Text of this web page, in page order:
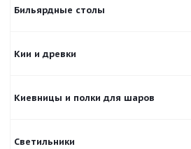
Бильярдные столы
Кии и древки
Киевницы и полки для шаров
Светильники